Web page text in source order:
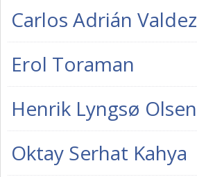
Carlos Adrián Valdez
Erol Toraman
Henrik Lyngsø Olsen
Oktay Serhat Kahya